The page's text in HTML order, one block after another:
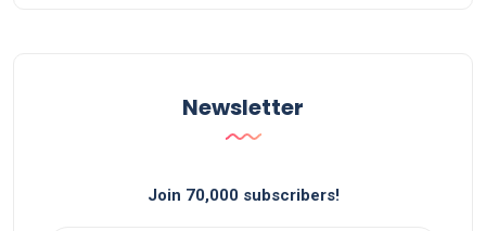
Newsletter
Join 70,000 subscribers!